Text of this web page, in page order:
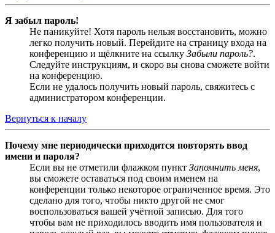
Я забыл пароль!
Не паникуйте! Хотя пароль нельзя восстановить, можно
легко получить новый. Перейдите на страницу входа на
конференцию и щёлкните на ссылку Забыли пароль?.
Следуйте инструкциям, и скоро вы снова сможете войти
на конференцию.
Если не удалось получить новый пароль, свяжитесь с
администратором конференции.
Вернуться к началу
Почему мне периодически приходится повторять ввод
имени и пароля?
Если вы не отметили флажком пункт Запомнить меня,
вы сможете оставаться под своим именем на
конференции только некоторое ограниченное время. Это
сделано для того, чтобы никто другой не смог
воспользоваться вашей учётной записью. Для того
чтобы вам не приходилось вводить имя пользователя и